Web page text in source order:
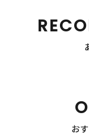
お